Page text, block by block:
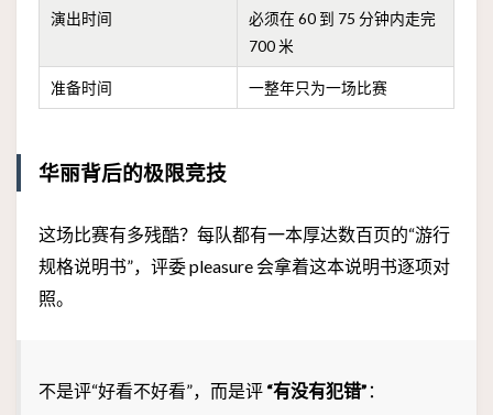
演出时间
必须在 60 到 75 分钟内走完
700 米
准备时间 一整年只为一场比赛
华丽背后的极限竞技
这场比赛有多残酷？每队都有一本厚达数百页的“游行
规格说明书”，评委 pleasure 会拿着这本说明书逐项对
照。
不是评“好看不好看”，而是评 “有没有犯错” ：